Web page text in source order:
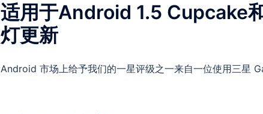
适用于Android 1.5 Cupcake
灯更新
Android 市场上给予我们的一星评级之一来自一位使用三星